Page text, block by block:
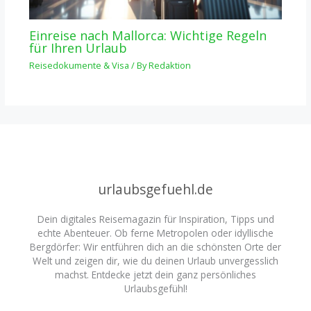
Einreise nach Mallorca: Wichtige Regeln
für Ihren Urlaub
Reisedokumente & Visa / ByRedaktion
urlaubsgefuehl.de
Dein digitales Reisemagazin für Inspiration, Tipps und
echte Abenteuer. Ob ferne Metropolen oder idyllische
Bergdörfer: Wir entführen dich an die schönsten Orte der
Welt und zeigen dir, wie du deinen Urlaub unvergesslich
machst. Entdecke jetzt dein ganz persönliches
Urlaubsgefühl!